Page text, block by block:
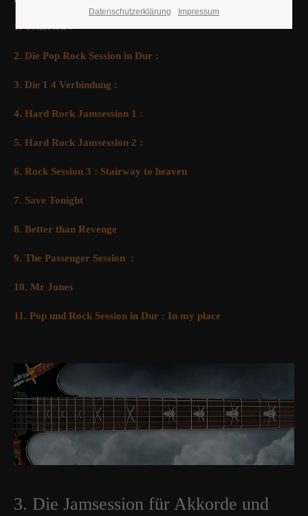
1. Tonarten :
2. Die Pop Rock Session in Dur :
3. Die 1 4 Verbindung :
4. Hard Rock Jamsession 1 :
5. Hard Rock Jamsession 2 :
6. Rock Session 3 : Stairway to heaven
7. Save Tonight
8. Better than Revenge
9. The Passenger Session :
10. Mr Jones
11. Pop und Rock Session in Dur : In my place
3. Die Jamsession für Akkorde und
Datenschutzerklärung Impressum